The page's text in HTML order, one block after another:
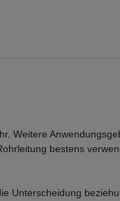
Weitere
bestens
Unterscheidung